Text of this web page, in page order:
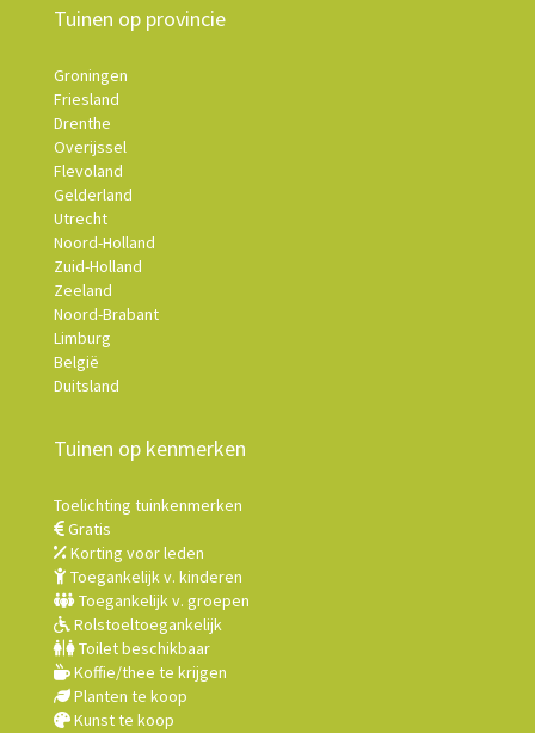
Tuinen op provincie
Groningen
Friesland
Drenthe
Overijssel
Flevoland
Gelderland
Utrecht
Noord-Holland
Zuid-Holland
Zeeland
Noord-Brabant
Limburg
België
Duitsland
Tuinen op kenmerken
Toelichting tuinkenmerken
Gratis
Korting voor leden
Toegankelijk v. kinderen
Toegankelijk v. groepen
Rolstoeltoegankelijk
Toilet beschikbaar
Koffie/thee te krijgen
Planten te koop
Kunst te koop